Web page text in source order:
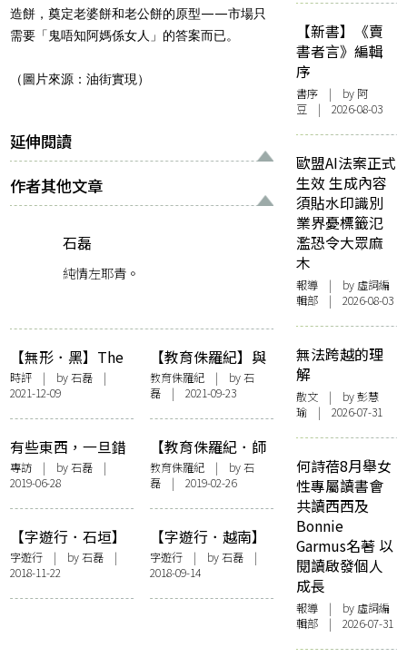
造餅，奠定老婆餅和老公餅的原型——市場只
需要「鬼唔知阿媽係女人」的答案而已。
（圖片來源：油街實現）
延伸閱讀
作者其他文章
石磊
純情左耶青。
【無形．黑】The
Black Sheep
時評 | by石磊 |
2021-12-09
【教育侏羅紀】與
蘇美智睇展︰舊課
本明事理，國家原
來是「孩子」！
教育侏羅紀| by石
磊| 2021-09-23
有些東西，一旦錯
過就不再——專訪
「鮮浪潮」導演楊
婕
專訪 | by石磊 |
2019-06-28
【教育侏羅紀．師
生關係】離島師
生，村校街坊
教育侏羅紀| by石
磊| 2019-02-26
【字遊行．石垣】
遇上福島女孩
字遊行 | by石磊 |
2018-11-22
【字遊行．越南】
越南人為乜戴口
罩？
字遊行| by石磊|
2018-09-14
【新書】《賣
書者言》編輯
序
書序 | by 阿
豆 | 2026-08-03
歐盟AI法案正式
生效 生成內容
須貼水印識別
業界憂標籤氾
濫恐令大眾麻
木
報導 | by 虛詞編
輯部 | 2026-08-03
無法跨越的理
解
散文 | by 彭慧
瑜 | 2026-07-31
何詩蓓8月舉女
性專屬讀書會
共讀西西及
Bonnie
Garmus名著 以
閱讀啟發個人
成長
報導 | by 虛詞編
輯部 | 2026-07-31